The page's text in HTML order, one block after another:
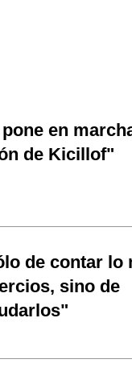
en
de Kicillof"
de contar lo
sino de